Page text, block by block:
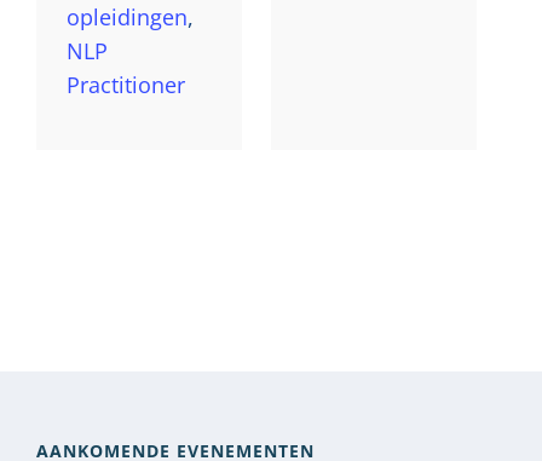
opleidingen,
NLP
Practitioner
AANKOMENDE EVENEMENTEN